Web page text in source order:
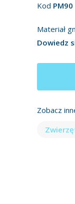
Kod PM90
Materiał
Dowiedz
Zobacz